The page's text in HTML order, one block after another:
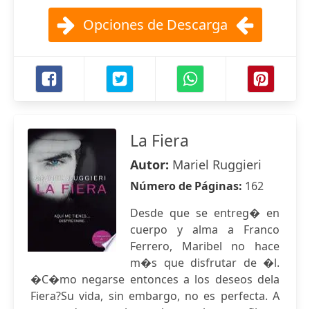
Opciones de Descarga
La Fiera
Autor: Mariel Ruggieri
Número de Páginas: 162
Desde que se entreg� en
cuerpo y alma a Franco
Ferrero, Maribel no hace
m�s que disfrutar de �l.
�C�mo negarse entonces a los deseos dela
Fiera?Su vida, sin embargo, no es perfecta. A